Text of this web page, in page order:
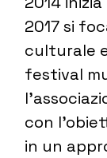
2017 si
culturale
festival
con
in un